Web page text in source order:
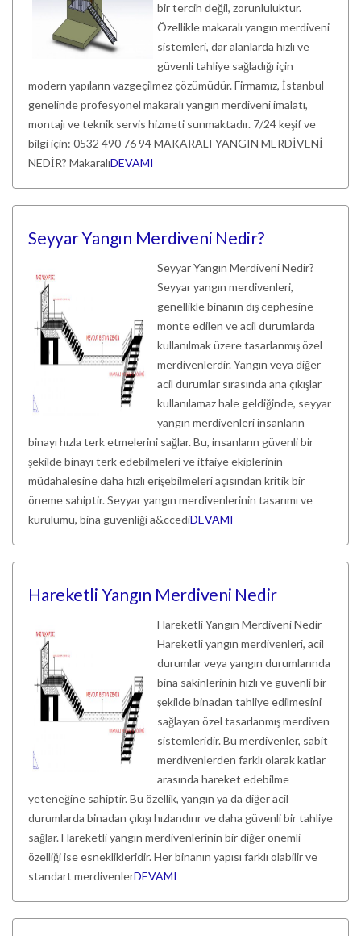
bir tercih değil, zorunluluktur.
Özellikle makaralı yangın merdiveni
sistemleri, dar alanlarda hızlı ve
güvenli tahliye sağladığı için
modern yapıların vazgeçilmez çözümüdür. Firmamız, İstanbul
genelinde profesyonel makaralı yangın merdiveni imalatı,
montajı ve teknik servis hizmeti sunmaktadır. 7/24 keşif ve
bilgi için: 0532 490 76 94 MAKARALI YANGIN MERDİVENİ
NEDİR? MakaralıDEVAMI
Seyyar Yangın Merdiveni Nedir?
Seyyar Yangın Merdiveni Nedir?
Seyyar yangın merdivenleri,
genellikle binanın dış cephesine
monte edilen ve acil durumlarda
kullanılmak üzere tasarlanmış özel
merdivenlerdir. Yangın veya diğer
acil durumlar sırasında ana çıkışlar
kullanılamaz hale geldiğinde, seyyar
yangın merdivenleri insanların
binayı hızla terk etmelerini sağlar. Bu, insanların güvenli bir
şekilde binayı terk edebilmeleri ve itfaiye ekiplerinin
müdahalesine daha hızlı erişebilmeleri açısından kritik bir
öneme sahiptir. Seyyar yangın merdivenlerinin tasarımı ve
kurulumu, bina güvenliği a&ccediDEVAMI
Hareketli Yangın Merdiveni Nedir
Hareketli Yangın Merdiveni Nedir
Hareketli yangın merdivenleri, acil
durumlar veya yangın durumlarında
bina sakinlerinin hızlı ve güvenli bir
şekilde binadan tahliye edilmesini
sağlayan özel tasarlanmış merdiven
sistemleridir. Bu merdivenler, sabit
merdivenlerden farklı olarak katlar
arasında hareket edebilme
yeteneğine sahiptir. Bu özellik, yangın ya da diğer acil
durumlarda binadan çıkışı hızlandırır ve daha güvenli bir tahliye
sağlar. Hareketli yangın merdivenlerinin bir diğer önemli
özelliği ise esneklikleridir. Her binanın yapısı farklı olabilir ve
standart merdivenlerDEVAMI